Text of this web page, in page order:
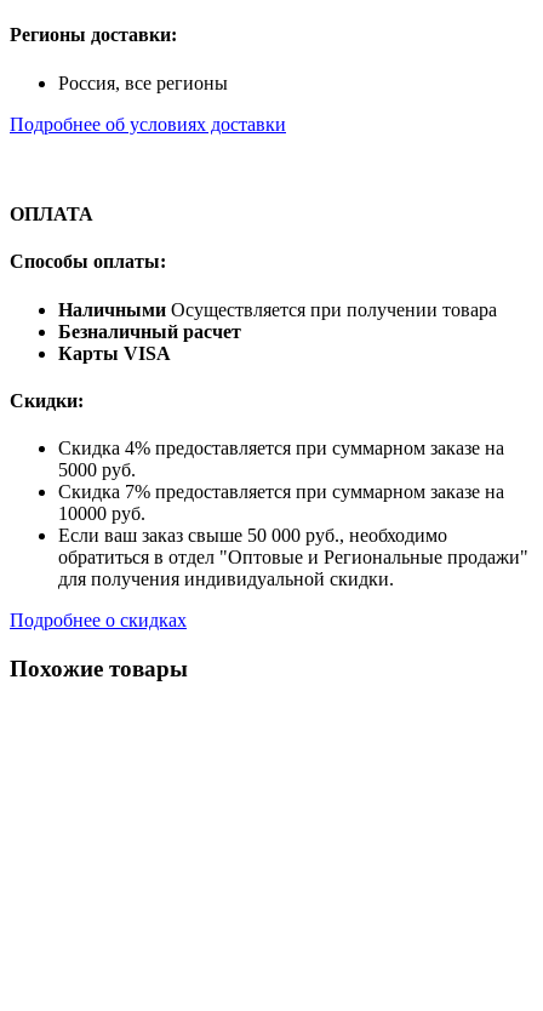
Регионы доставки:
Россия, все регионы
Подробнее об условиях доставки
ОПЛАТА
Способы оплаты:
Наличными Осуществляется при получении товара
Безналичный расчет
Карты VISA
Скидки:
Скидка 4% предоставляется при суммарном заказе на
5000 руб.
Скидка 7% предоставляется при суммарном заказе на
10000 руб.
Если ваш заказ свыше 50 000 руб., необходимо
обратиться в отдел "Оптовые и Региональные продажи"
для получения индивидуальной скидки.
Подробнее о скидках
Похожие товары